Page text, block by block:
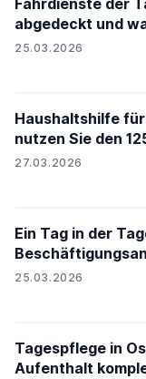
abgedeckt und
25.03.2026
Haushaltshilfe
nutzen Sie den
27.03.2026
Ein Tag in der
25.03.2026
Tagespflege in
Aufenthalt